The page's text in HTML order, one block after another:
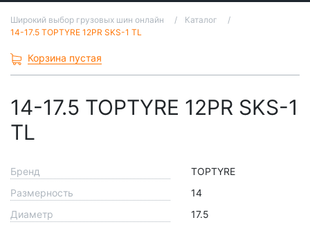
Широкий выбор грузовых шин онлайн
Каталог
14-17.5 TOPTYRE 12PR SKS-1 TL
Корзина пустая
14-17.5 TOPTYRE 12PR SKS-1
TL
Бренд
TOPTYRE
Размерность
14
Диаметр
17.5